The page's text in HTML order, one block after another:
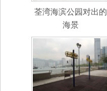
荃湾海滨公园对出的
海景